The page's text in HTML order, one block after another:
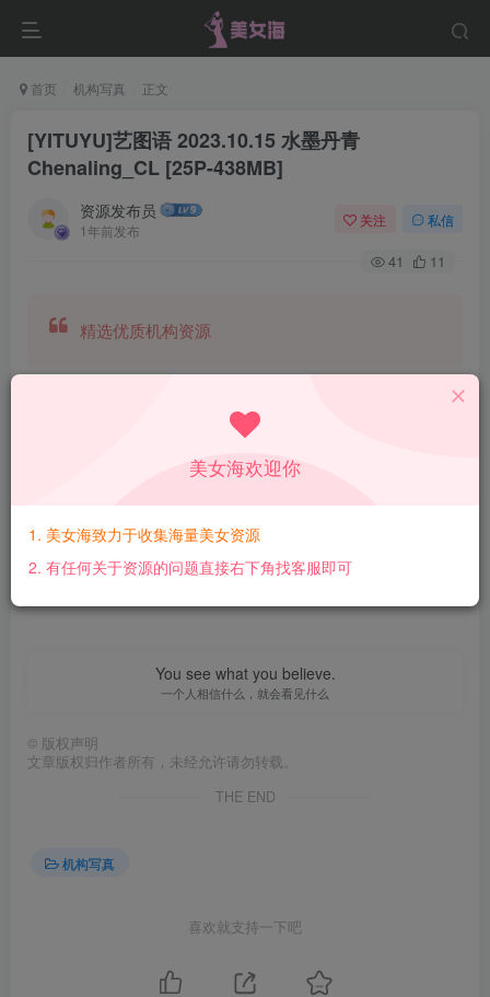
首页 机构写真 正文
[YITUYU]艺图语 2023.10.15 水墨丹青
Chenaling_CL [25P-438MB]
资源发布员
1年前发布
关注 私信
41 11
精选优质机构资源
https://pan.baidu.com/s/1Zazo_fvdrACoNrihgjbM7g?
pwd=hpj7 【提取码】：hpj7【解压密码】：
You see what you believe.
一个人相信什么，就会看见什么
© 版权声明
文章版权归作者所有，未经允许请勿转载。
THE END
机构写真
喜欢就支持一下吧
美女海欢迎你
1. 美女海致力于收集海量美女资源
2. 有任何关于资源的问题直接右下角找客服即可